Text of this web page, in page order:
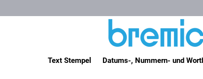
Text Stempel Datums-, Nummern- und